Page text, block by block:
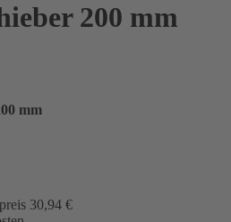
200 mm
mm
30,94 €